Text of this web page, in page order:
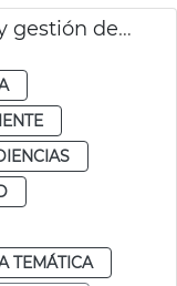
Pleno. Protocolo de pagos y gestión de proveedores
TEMÁTICA